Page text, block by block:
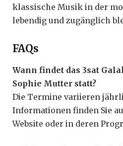
klassische Musik in der
lebendig und zugänglich
FAQs
Wann findet das 3sat
Sophie Mutter statt?
Die Termine variieren
Informationen finden Sie
Website oder in deren